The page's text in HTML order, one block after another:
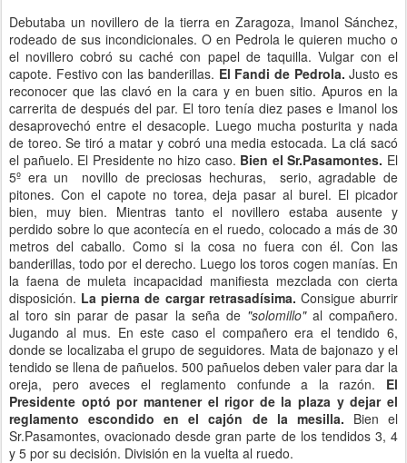
Debutaba un novillero de la tierra en Zaragoza, Imanol Sánchez,
rodeado de sus incondicionales. O en Pedrola le quieren mucho o
el novillero cobró su caché con papel de taquilla. Vulgar con el
capote. Festivo con las banderillas. El Fandi de Pedrola. Justo es
reconocer que las clavó en la cara y en buen sitio. Apuros en la
carrerita de después del par. El toro tenía diez pases e Imanol los
desaprovechó entre el desacople. Luego mucha posturita y nada
de toreo. Se tiró a matar y cobró una media estocada. La clá sacó
el pañuelo. El Presidente no hizo caso. Bien el Sr.Pasamontes. El
5º era un novillo de preciosas hechuras, serio, agradable de
pitones. Con el capote no torea, deja pasar al burel. El picador
bien, muy bien. Mientras tanto el novillero estaba ausente y
perdido sobre lo que acontecía en el ruedo, colocado a más de 30
metros del caballo. Como si la cosa no fuera con él. Con las
banderillas, todo por el derecho. Luego los toros cogen manías. En
la faena de muleta incapacidad manifiesta mezclada con cierta
disposición. La pierna de cargar retrasadísima. Consigue aburrir
al toro sin parar de pasar la seña de "solomillo"al compañero.
Jugando al mus. En este caso el compañero era el tendido 6,
donde se localizaba el grupo de seguidores. Mata de bajonazo y el
tendido se llena de pañuelos. 500 pañuelos deben valer para dar la
oreja, pero aveces el reglamento confunde a la razón. El
Presidente optó por mantener el rigor de la plaza y dejar el
reglamento escondido en el cajón de la mesilla. Bien el
Sr.Pasamontes, ovacionado desde gran parte de los tendidos 3, 4
y 5 por su decisión. División en la vuelta al ruedo.